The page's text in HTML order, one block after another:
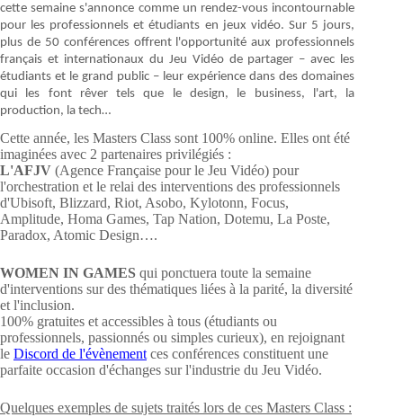
cette semaine s'annonce comme un rendez-vous incontournable
pour les professionnels et étudiants en jeux vidéo. Sur 5 jours,
plus de 50 conférences offrent l'opportunité aux professionnels
français et internationaux du Jeu Vidéo de partager – avec les
étudiants et le grand public – leur expérience dans des domaines
qui les font rêver tels que le design, le business, l'art, la
production, la tech…
Cette année, les Masters Class sont 100% online. Elles ont été
imaginées avec 2 partenaires privilégiés :
L'AFJV (Agence Française pour le Jeu Vidéo) pour
l'orchestration et le relai des interventions des professionnels
d'Ubisoft, Blizzard, Riot, Asobo, Kylotonn, Focus,
Amplitude, Homa Games, Tap Nation, Dotemu, La Poste,
Paradox, Atomic Design….
WOMEN IN GAMES qui ponctuera toute la semaine
d'interventions sur des thématiques liées à la parité, la diversité
et l'inclusion.
100% gratuites et accessibles à tous (étudiants ou
professionnels, passionnés ou simples curieux), en rejoignant
le Discord de l'évènement ces conférences constituent une
parfaite occasion d'échanges sur l'industrie du Jeu Vidéo.
Quelques exemples de sujets traités lors de ces Masters Class :